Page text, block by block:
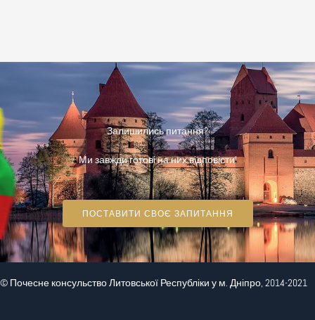
Залишились питання?
Ми завжди готові на них відповісти!
ПОСТАВИТИ СВОЄ ЗАПИТАННЯ
© Почесне консульство Литовської Республіки у м. Дніпро, 2014-2021